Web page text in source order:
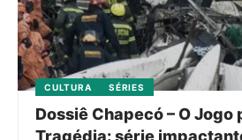
CULTURA SÉRIES
Dossiê Chapecó – O Jogo
Tragédia: série